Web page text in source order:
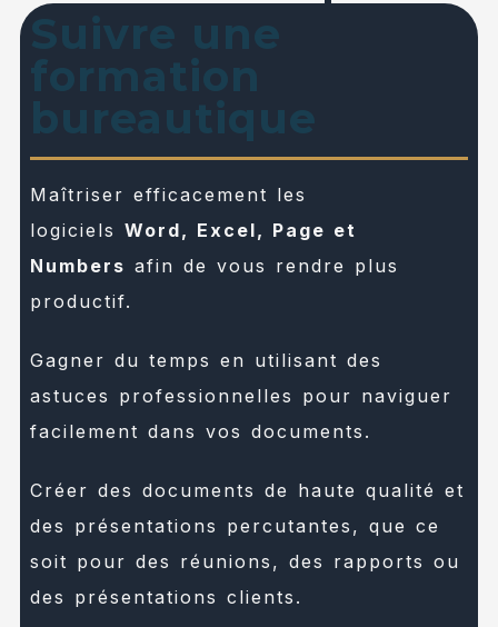
Suivre une
formation
bureautique
Maîtriser efficacement les
logiciels Word, Excel, Page et
Numbers afin de vous rendre plus
productif.
Gagner du temps en utilisant des
astuces professionnelles pour naviguer
facilement dans vos documents.
Créer des documents de haute qualité et
des présentations percutantes, que ce
soit pour des réunions, des rapports ou
des présentations clients.